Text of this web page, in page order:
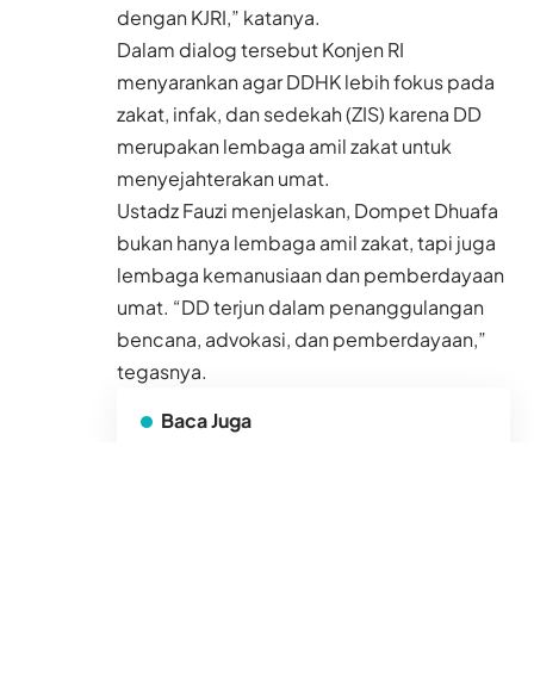
dengan KJRI,” katanya.
Dalam dialog tersebut Konjen RI
menyarankan agar DDHK lebih fokus pada
zakat, infak, dan sedekah (ZIS) karena DD
merupakan lembaga amil zakat untuk
menyejahterakan umat.
Ustadz Fauzi menjelaskan, Dompet Dhuafa
bukan hanya lembaga amil zakat, tapi juga
lembaga kemanusiaan dan pemberdayaan
umat. “DD terjun dalam penanggulangan
bencana, advokasi, dan pemberdayaan,”
tegasnya.
Baca Juga